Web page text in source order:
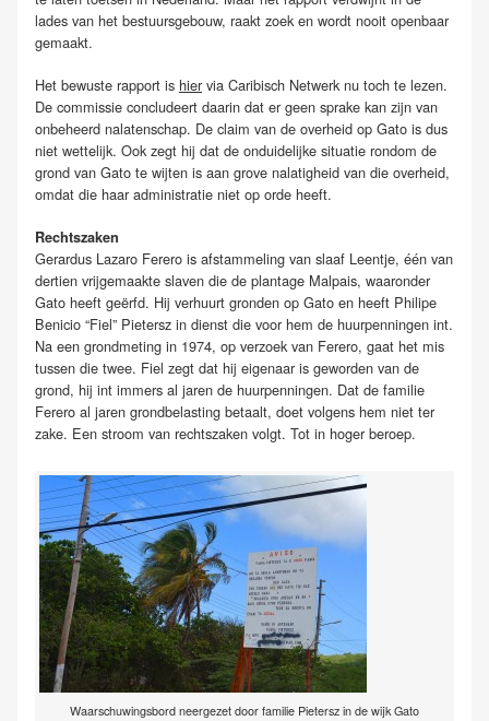
lades van het bestuursgebouw, raakt zoek en wordt nooit openbaar
gemaakt.
Het bewuste rapport is hier via Caribisch Netwerk nu toch te lezen.
De commissie concludeert daarin dat er geen sprake kan zijn van
onbeheerd nalatenschap. De claim van de overheid op Gato is dus
niet wettelijk. Ook zegt hij dat de onduidelijke situatie rondom de
grond van Gato te wijten is aan grove nalatigheid van die overheid,
omdat die haar administratie niet op orde heeft.
Rechtszaken
Gerardus Lazaro Ferero is afstammeling van slaaf Leentje, één van
dertien vrijgemaakte slaven die de plantage Malpais, waaronder
Gato heeft geërfd. Hij verhuurt gronden op Gato en heeft Philipe
Benicio “Fiel” Pietersz in dienst die voor hem de huurpenningen int.
Na een grondmeting in 1974, op verzoek van Ferero, gaat het mis
tussen die twee. Fiel zegt dat hij eigenaar is geworden van de
grond, hij int immers al jaren de huurpenningen. Dat de familie
Ferero al jaren grondbelasting betaalt, doet volgens hem niet ter
zake. Een stroom van rechtszaken volgt. Tot in hoger beroep.
Waarschuwingsbord neergezet door familie Pietersz in de wijk Gato